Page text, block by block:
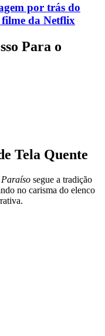
por trás do
da Netflix
Para o
Tela Quente
segue a tradição
no carisma do elenco